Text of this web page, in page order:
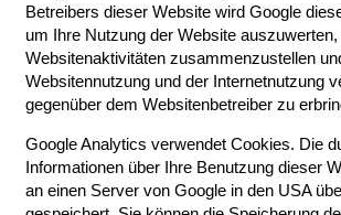
Betreibers dieser Website wird Google
um Ihre Nutzung der Website
Websitenaktivitäten zusammenzustellen
Websitennutzung und der Internetnutzung
gegenüber dem Websitenbetreiber zu
Google Analytics verwendet Cookies. Die
Informationen über Ihre Benutzung dieser
an einen Server von Google in den USA